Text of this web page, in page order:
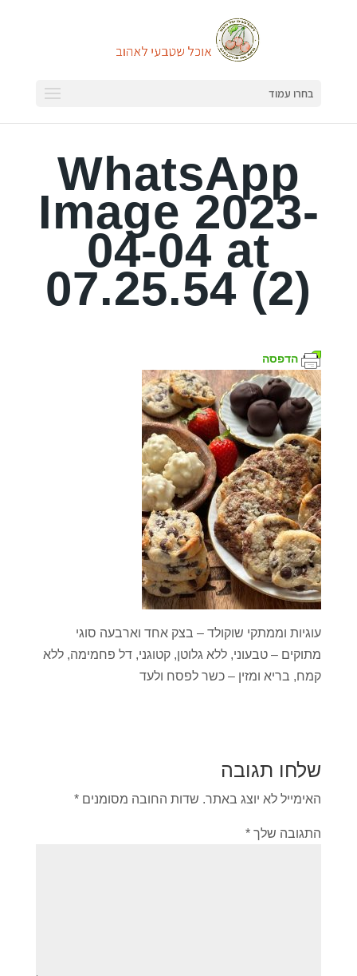
בחרו עמוד
WhatsApp
Image 2023-
04-04 at
07.25.54 (2)
הדפסה
עוגיות וממתקי שוקולד – בצק אחד וארבעה סוגי
מתוקים – טבעוני, ללא גלוטן, קטוגני, דל פחמימה, ללא
קמח, בריא ומזין – כשר לפסח ולעד
שלחו תגובה
האימייל לא יוצג באתר. שדות החובה מסומנים *
התגובה שלך *